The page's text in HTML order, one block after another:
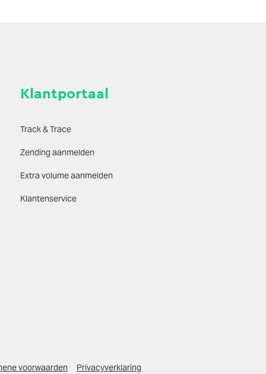
Klantportaal
Track & Trace
Zending aanmelden
Extra volume aanmelden
Klantenservice
voorwaarden Privacyverklaring